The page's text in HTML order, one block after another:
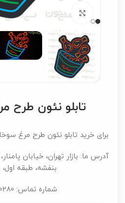
برای بزرگنمایی کلیک کنید
تابلو نئون طرح
برای خرید تابلو نئون طرح مرغ
آدرس ما: بازار تهران، خیابان
بنفشه، طبقه اول،
شماره تماس: 09124210280